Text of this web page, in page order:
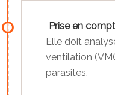
Prise en
Elle doit
ventilation
parasites.